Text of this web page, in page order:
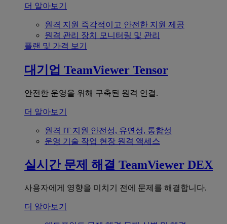
더 알아보기
원격 지원 즉각적이고 안전한 지원 제공
원격 관리 장치 모니터링 및 관리
플랜 및 가격 보기
대기업 TeamViewer Tensor
안전한 운영을 위해 구축된 원격 연결.
더 알아보기
원격 IT 지원 안전성, 유연성, 통합성
운영 기술 작업 현장 원격 액세스
실시간 문제 해결 TeamViewer DEX
사용자에게 영향을 미치기 전에 문제를 해결합니다.
더 알아보기